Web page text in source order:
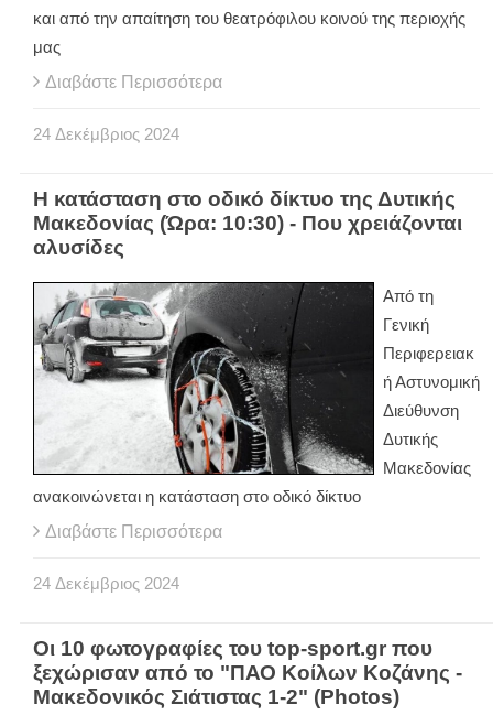
και από την απαίτηση του θεατρόφιλου κοινού της περιοχής
μας
Διαβάστε Περισσότερα
24 Δεκέμβριος 2024
Η κατάσταση στο οδικό δίκτυο της Δυτικής
Μακεδονίας (Ώρα: 10:30) - Που χρειάζονται
αλυσίδες
Από τη
Γενική
Περιφερειακ
ή Αστυνομική
Διεύθυνση
Δυτικής
Μακεδονίας
ανακοινώνεται η κατάσταση στο οδικό δίκτυο
Διαβάστε Περισσότερα
24 Δεκέμβριος 2024
Οι 10 φωτογραφίες του top-sport.gr που
ξεχώρισαν από το "ΠΑΟ Κοίλων Κοζάνης -
Μακεδονικός Σιάτιστας 1-2" (Photos)